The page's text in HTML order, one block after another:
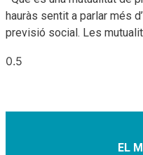
hauràs sentit a parlar més
previsió social. Les
EL